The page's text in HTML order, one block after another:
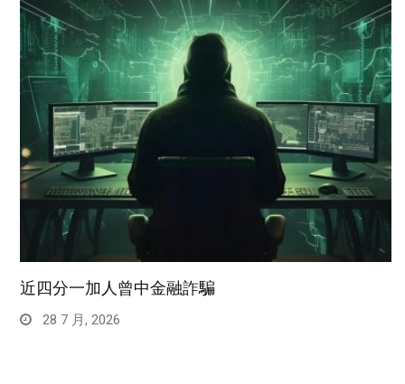
近四分一加人曾中金融詐騙
28 7 月, 2026